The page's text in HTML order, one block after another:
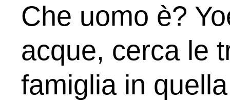
Che uomo è?
acque, cerca le
famiglia in